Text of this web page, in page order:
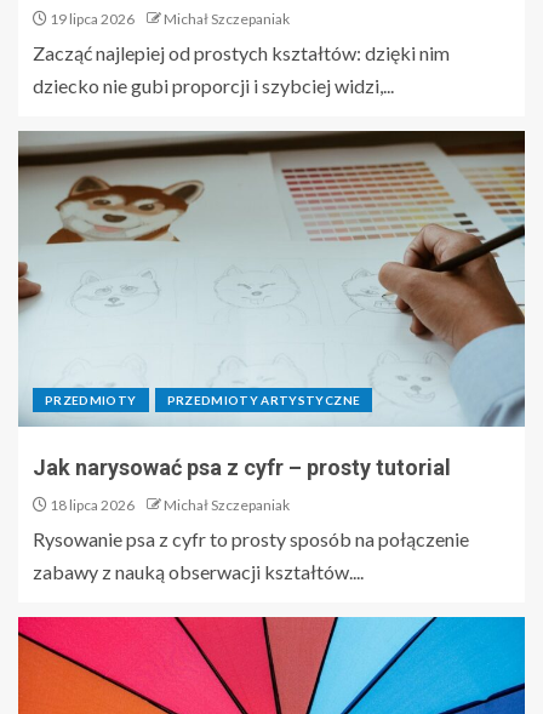
19 lipca 2026 Michał Szczepaniak
Zacząć najlepiej od prostych kształtów: dzięki nim
dziecko nie gubi proporcji i szybciej widzi,...
PRZEDMIOTY PRZEDMIOTY ARTYSTYCZNE
Jak narysować psa z cyfr – prosty tutorial
18 lipca 2026 Michał Szczepaniak
Rysowanie psa z cyfr to prosty sposób na połączenie
zabawy z nauką obserwacji kształtów....